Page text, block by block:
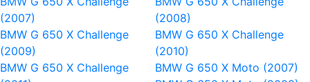
(2007)
(2008)
BMW G 650 X Challenge
(2009)
BMW G 650 X Challenge
(2010)
BMW G 650 X Challenge
BMW G 650 X Moto (2007)